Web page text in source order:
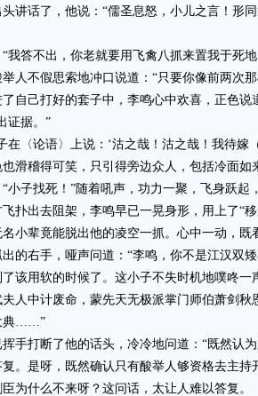
话了，他说：“儒圣息怒，小儿之言！形
答不出，你老就要用飞禽八抓来置我于死地
不假思索地冲口说道：“只要你像前两次
己打好的套子中，李鸣心中欢喜，正色说
证据。”
〈论语〉上说：‘沽之哉！沽之哉！我待嫁
稽得可笑，只引得旁边众人，包括冷面如
子找死！”随着吼声，功力一聚，飞身跃起
扑出去阻架，李鸣早已一晃身形，用上了“移
辈竟能脱出他的凌空一抓。心中一动，既
的右手，哑声问道：“李鸣，你不是江汉双
用软的时候了。这小子不失时机地噗咚一
人中计废命，蒙先天无极派掌门师伯萧剑
典……”
打断了他的话头，冷冷地问道：“既然认
是呀，既然确认只有酸举人够资格去主持
为什么不来呀？这问话，太让人难以答复。